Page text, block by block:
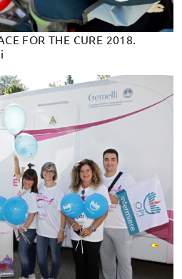
FOR THE CURE 2018.